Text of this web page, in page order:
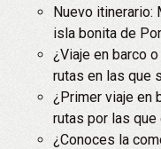
Nuevo itinerario:
isla bonita de
¿Viaje en barco
rutas en las que
¿Primer viaje en
rutas por las
¿Conoces la